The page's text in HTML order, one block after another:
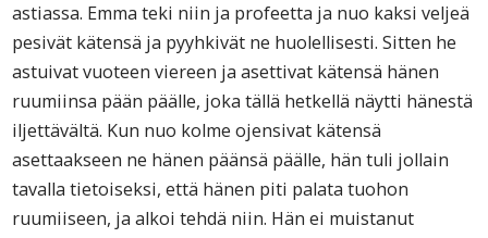
astiassa. Emma teki niin ja profeetta ja nuo kaksi veljeä
pesivät kätensä ja pyyhkivät ne huolellisesti. Sitten he
astuivat vuoteen viereen ja asettivat kätensä hänen
ruumiinsa pään päälle, joka tällä hetkellä näytti hänestä
iljettävältä. Kun nuo kolme ojensivat kätensä
asettaakseen ne hänen päänsä päälle, hän tuli jollain
tavalla tietoiseksi, että hänen piti palata tuohon
ruumiiseen, ja alkoi tehdä niin. Hän ei muistanut